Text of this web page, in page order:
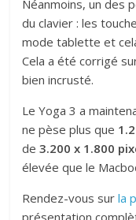
Néanmoins, un des
du clavier : les
mode tablette et
Cela a été corrigé
bien incrusté.
Le Yoga 3 a
ne pèse plus que
de3.200 x 1.800
élevée que le
Rendez-vous surla